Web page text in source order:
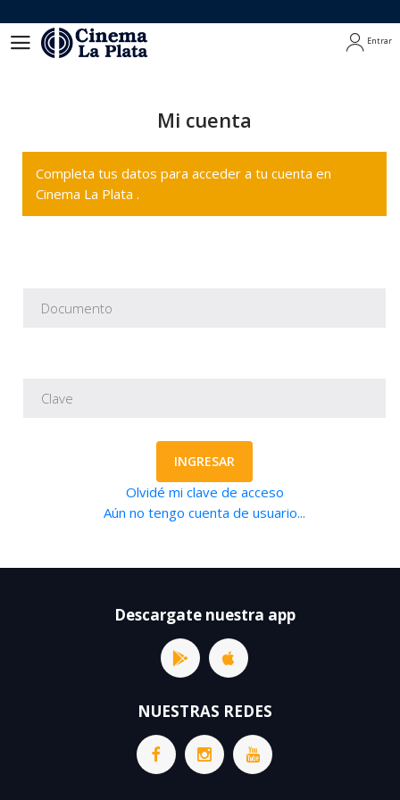
Entrar
Mi cuenta
Completa tus datos para acceder a tu cuenta en
Cinema La Plata .
INGRESAR
Olvidé mi clave de acceso
Aún no tengo cuenta de usuario...
Descargate nuestra app
NUESTRAS REDES